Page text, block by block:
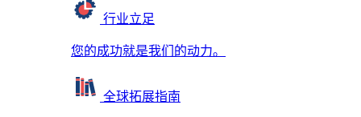
行业立足
您的成功就是我们的动力。
全球拓展指南